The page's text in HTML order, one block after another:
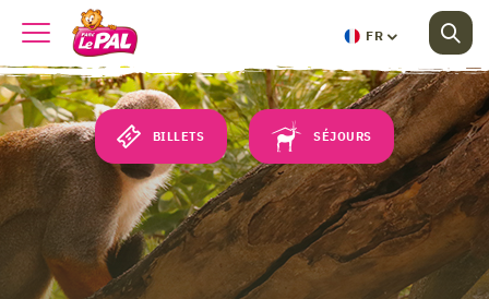
FR
BILLETS SÉJOURS